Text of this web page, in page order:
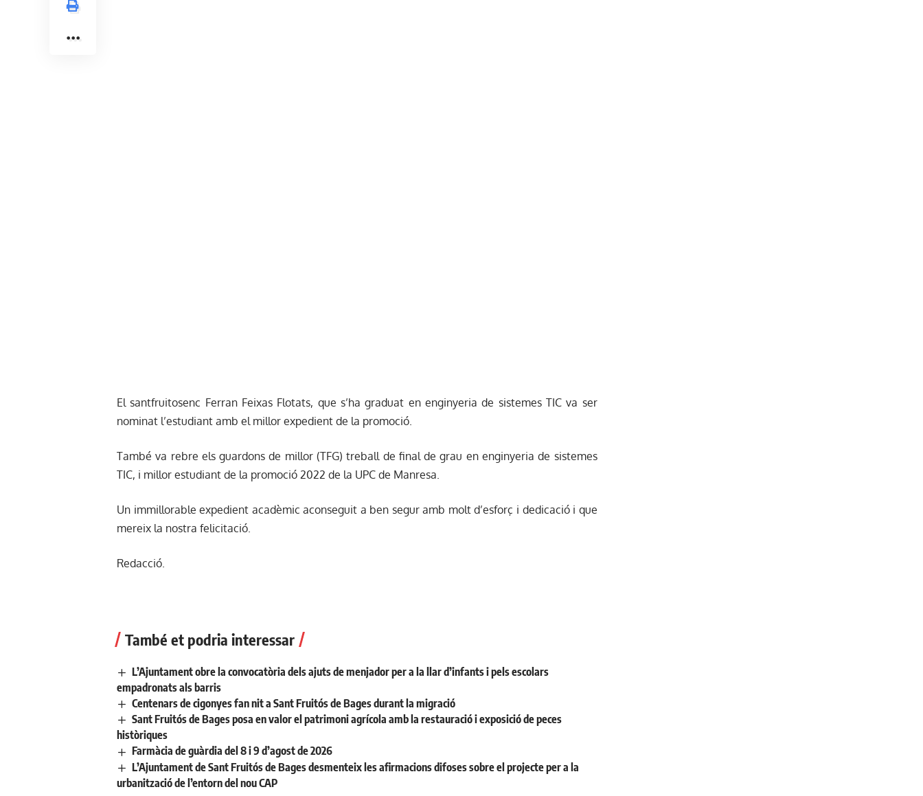
El santfruitosenc Ferran Feixas Flotats, que s’ha graduat en enginyeria de sistemes TIC va ser
nominat l’estudiant amb el millor expedient de la promoció.
També va rebre els guardons de millor (TFG) treball de final de grau en enginyeria de sistemes
TIC, i millor estudiant de la promoció 2022 de la UPC de Manresa.
Un immillorable expedient acadèmic aconseguit a ben segur amb molt d’esforç i dedicació i que
mereix la nostra felicitació.
Redacció.
També et podria interessar
L’Ajuntament obre la convocatòria dels ajuts de menjador per a la llar d’infants i pels escolars
empadronats als barris
Centenars de cigonyes fan nit a Sant Fruitós de Bages durant la migració
Sant Fruitós de Bages posa en valor el patrimoni agrícola amb la restauració i exposició de peces
històriques
Farmàcia de guàrdia del 8 i 9 d’agost de 2026
L’Ajuntament de Sant Fruitós de Bages desmenteix les afirmacions difoses sobre el projecte per a la
urbanització de l’entorn del nou CAP